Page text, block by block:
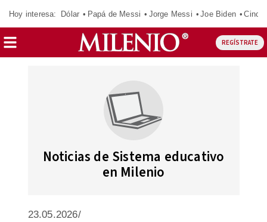
Hoy interesa: Dólar Papá de Messi Jorge Messi Joe Biden
REGÍSTRATE
Noticias de Sistema educativo
en Milenio
23.05.2026/